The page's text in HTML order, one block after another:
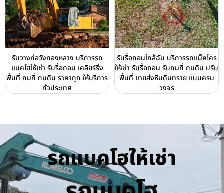
รับวางท่อวังทองหลาง บริการรถ
แบคโฮให้เช่า รับรื้อถอน เคลียร์ริ่ง
พื้นที่ ถมที่ ถมดิน ราคาถูก ให้บริการ
ทั่วประเทศ
รับรื้อถอนใกล้ฉัน บริการรถแม็คโคร
ให้เช่า รับรื้อถอน รับถมที่ ถมดิน ปรับ
พื้นที่ ขายส่งหินดินทราย แบบครบ
วงจร
รถแบคโฮให้เช่า